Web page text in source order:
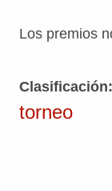
Los premios
Clasificación:
torneo